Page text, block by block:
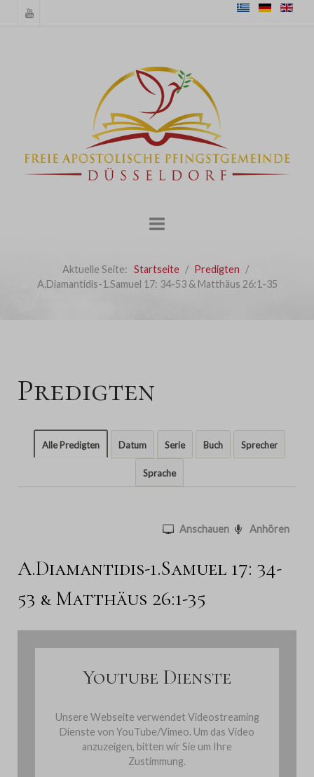
Aktuelle Seite: Startseite
Predigten
A.Diamantidis-1.Samuel 17: 34-53 & Matthäus 26:1-35
Predigten
Alle Predigten Datum Serie Buch Sprecher
Sprache
Anschauen Anhören
A.Diamantidis-1.Samuel 17: 34-
53 & Matthäus 26:1-35
Youtube Dienste
Unsere Webseite verwendet Videostreaming
Dienste von YouTube/Vimeo. Um das Video
anzuzeigen, bitten wir Sie um Ihre
Zustimmung.